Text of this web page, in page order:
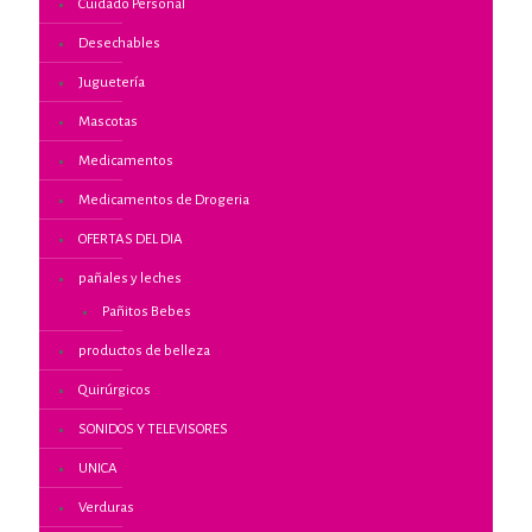
Cuidado Personal
Desechables
Juguetería
Mascotas
Medicamentos
Medicamentos de Drogeria
OFERTAS DEL DIA
pañales y leches
Pañitos Bebes
productos de belleza
Quirúrgicos
SONIDOS Y TELEVISORES
UNICA
Verduras